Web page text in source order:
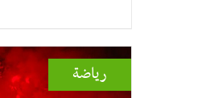
رياضة